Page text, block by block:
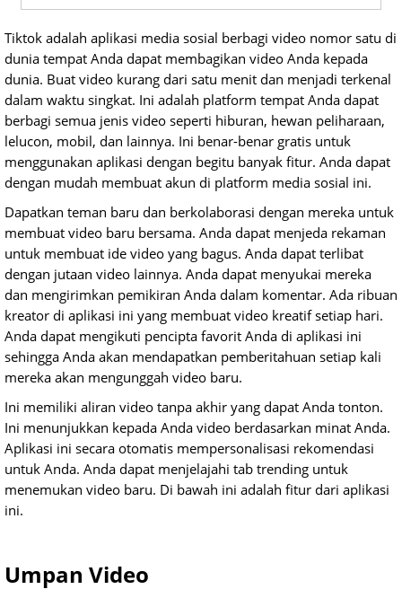
Tiktok adalah aplikasi media sosial berbagi video nomor satu di
dunia tempat Anda dapat membagikan video Anda kepada
dunia. Buat video kurang dari satu menit dan menjadi terkenal
dalam waktu singkat. Ini adalah platform tempat Anda dapat
berbagi semua jenis video seperti hiburan, hewan peliharaan,
lelucon, mobil, dan lainnya. Ini benar-benar gratis untuk
menggunakan aplikasi dengan begitu banyak fitur. Anda dapat
dengan mudah membuat akun di platform media sosial ini.
Dapatkan teman baru dan berkolaborasi dengan mereka untuk
membuat video baru bersama. Anda dapat menjeda rekaman
untuk membuat ide video yang bagus. Anda dapat terlibat
dengan jutaan video lainnya. Anda dapat menyukai mereka
dan mengirimkan pemikiran Anda dalam komentar. Ada ribuan
kreator di aplikasi ini yang membuat video kreatif setiap hari.
Anda dapat mengikuti pencipta favorit Anda di aplikasi ini
sehingga Anda akan mendapatkan pemberitahuan setiap kali
mereka akan mengunggah video baru.
Ini memiliki aliran video tanpa akhir yang dapat Anda tonton.
Ini menunjukkan kepada Anda video berdasarkan minat Anda.
Aplikasi ini secara otomatis mempersonalisasi rekomendasi
untuk Anda. Anda dapat menjelajahi tab trending untuk
menemukan video baru. Di bawah ini adalah fitur dari aplikasi
ini.
Umpan Video